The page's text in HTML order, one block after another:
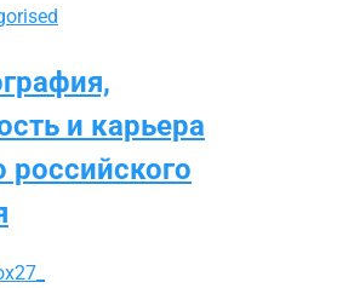
и карьера
российского